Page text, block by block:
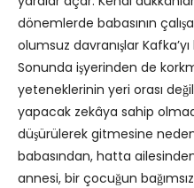
dönemlerde babasının
olumsuz davranışlar
Sonunda işyerinden de
yeteneklerinin yeri orası
yapacak zekâya sahip
düşürülerek gitmesine
babasından, hatta
annesi, bir çocuğun